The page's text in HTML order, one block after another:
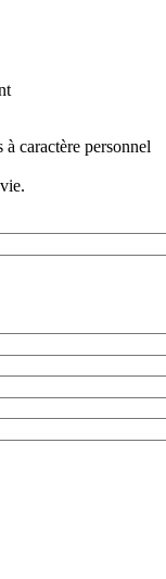
caractère personnel